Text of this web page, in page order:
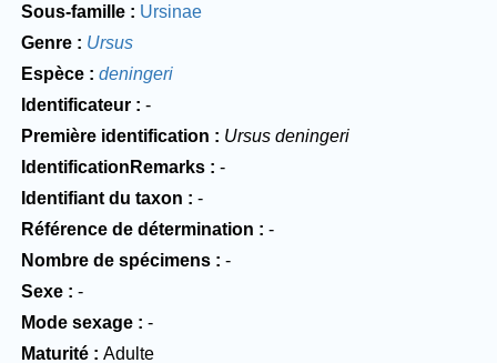
Sous-famille
Ursinae
Genre
Ursus
Espèce
deningeri
Identificateur
-
Première identification
Ursus deningeri
IdentificationRemarks
-
Identifiant du taxon
-
Référence de détermination
-
Nombre de spécimens
-
Sexe
-
Mode sexage
-
Maturité
Adulte